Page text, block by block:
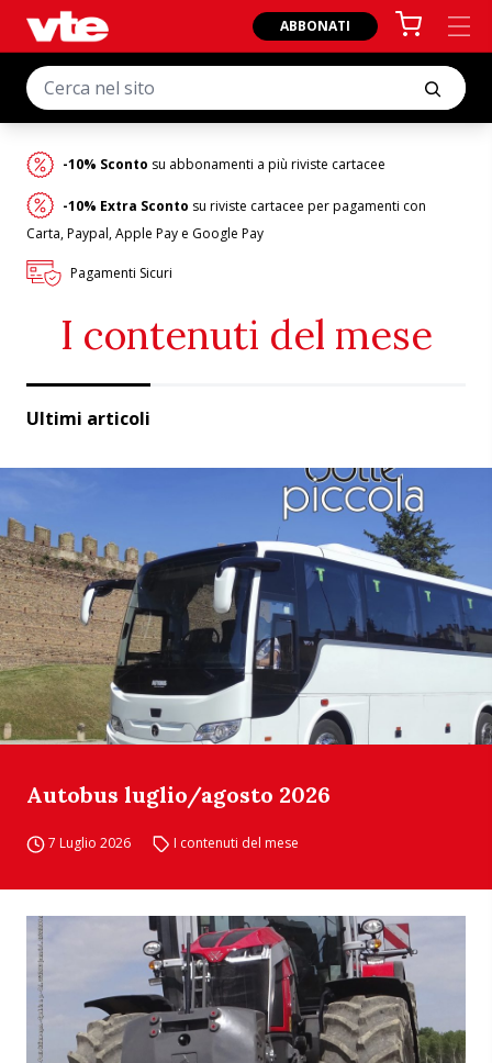
ABBONATI
-10% Sconto su abbonamenti a più riviste cartacee
-10% Extra Sconto su riviste cartacee per pagamenti con
Carta, Paypal, Apple Pay e Google Pay
Pagamenti Sicuri
I contenuti del mese
Ultimi articoli
Autobus luglio/agosto 2026
7 Luglio 2026 I contenuti del mese